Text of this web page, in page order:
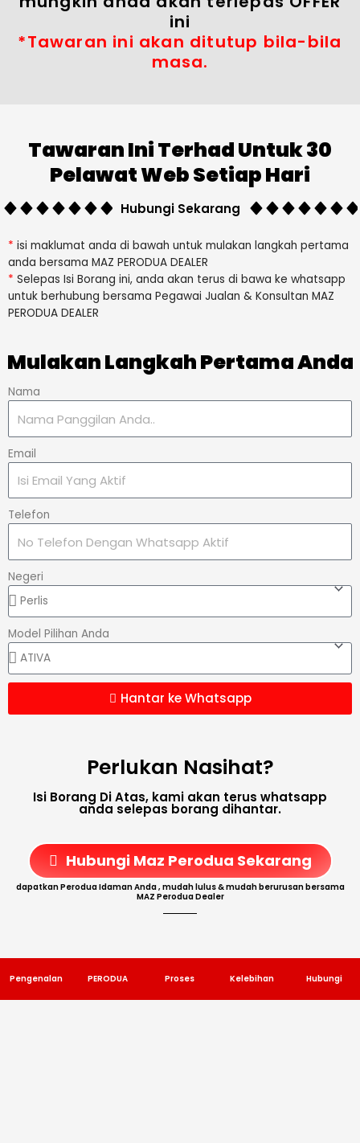
ini
*Tawaran ini akan ditutup bila-bila
masa.
Tawaran Ini Terhad Untuk 30
Pelawat Web Setiap Hari
Hubungi Sekarang
* isi maklumat anda di bawah untuk mulakan langkah pertama
anda bersama MAZ PERODUA DEALER
* Selepas Isi Borang ini, anda akan terus di bawa ke whatsapp
untuk berhubung bersama Pegawai Jualan & Konsultan MAZ
PERODUA DEALER
Mulakan Langkah Pertama Anda
Nama
Email
Telefon
Negeri
Model Pilihan Anda
Hantar ke Whatsapp
Perlukan Nasihat?
Isi Borang Di Atas, kami akan terus whatsapp
anda selepas borang dihantar.
Hubungi Maz Perodua Sekarang
dapatkan Perodua Idaman Anda , mudah lulus & mudah berurusan bersama
MAZ Perodua Dealer
Pengenalan PERODUA Proses Kelebihan Hubungi